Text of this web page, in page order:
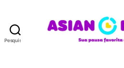
Pesquisar